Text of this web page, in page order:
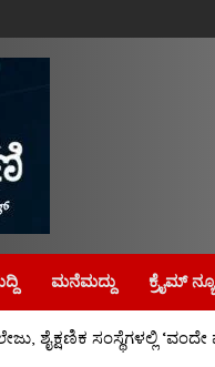
ಮನೆಮದ್ದು ಕ್ರೈಮ್‌
ಶೈಕ್ಷಣಿಕ ಸಂಸ್ಥೆಗಳಲ್ಲಿ